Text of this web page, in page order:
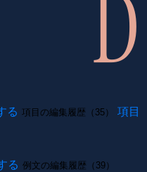
る 項目の編集履歴（35）
項目
る 例文の編集履歴（39）